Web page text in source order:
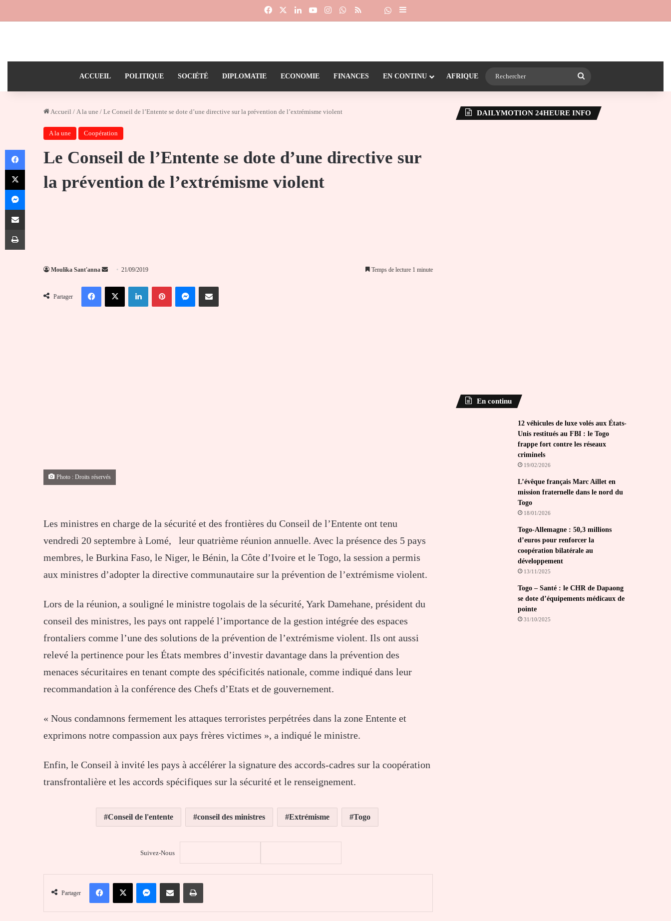
FacebookLinkedinYouTubeInstagramWhatsApp
RSS Dailymotion
Suivre la chaîne 24heureinfo sur WhatsApp
Sidebar (barre latérale)
ACCUEIL POLITIQUE SOCIÉTÉ DIPLOMATIE ECONOMIE FINANCES EN CONTINU AFRIQUE
Accueil / A la une / Le Conseil de l’Entente se dote d’une directive sur la prévention de l’extrémisme violent
A la une Coopération
Le Conseil de l’Entente se dote d’une directive sur
la prévention de l’extrémisme violent
Moulika Sant'anna
Envoyer
courriel
21/09/2019 Temps de lecture 1 minute
Partager
FacebookX LinkedinPinterestMessengerPartager par email
Photo : Droits réservés
Les ministres en charge de la sécurité et des frontières du Conseil de l’Entente ont tenu
vendredi 20 septembre à Lomé, leur quatrième réunion annuelle. Avec la présence des 5 pays
membres, le Burkina Faso, le Niger, le Bénin, la Côte d’Ivoire et le Togo, la session a permis
aux ministres d’adopter la directive communautaire sur la prévention de l’extrémisme violent.
Lors de la réunion, a souligné le ministre togolais de la sécurité, Yark Damehane, président du
conseil des ministres, les pays ont rappelé l’importance de la gestion intégrée des espaces
frontaliers comme l’une des solutions de la prévention de l’extrémisme violent. Ils ont aussi
relevé la pertinence pour les États membres d’investir davantage dans la prévention des
menaces sécuritaires en tenant compte des spécificités nationale, comme indiqué dans leur
recommandation à la conférence des Chefs d’Etats et de gouvernement.
« Nous condamnons fermement les attaques terroristes perpétrées dans la zone Entente et
exprimons notre compassion aux pays frères victimes », a indiqué le ministre.
Enfin, le Conseil à invité les pays à accélérer la signature des accords-cadres sur la coopération
transfrontalière et les accords spécifiques sur la sécurité et le renseignement.
Conseil de l'entente conseil des ministres Extrémisme Togo
Suivez-Nous
Partager
FacebookX MessengerPartager par email Imprimer
DAILYMOTION 24HEURE INFO
En continu
12 véhicules de luxe volés aux États-
Unis restitués au FBI : le Togo
frappe fort contre les réseaux
criminels
19/02/2026
L’évêque français Marc Aillet en
mission fraternelle dans le nord du
Togo
18/01/2026
Togo-Allemagne : 50,3 millions
d’euros pour renforcer la
coopération bilatérale au
développement
13/11/2025
Togo – Santé : le CHR de Dapaong
se dote d’équipements médicaux de
pointe
31/10/2025
Facebook
X
Messenger
Partager par email